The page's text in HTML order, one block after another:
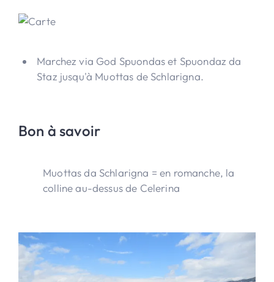
Marchez via God Spuondas et Spuondaz da
Staz jusqu'à Muottas de Schlarigna.
Bon à savoir
Muottas da Schlarigna = en romanche, la
colline au-dessus de Celerina